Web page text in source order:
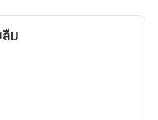
ลืม